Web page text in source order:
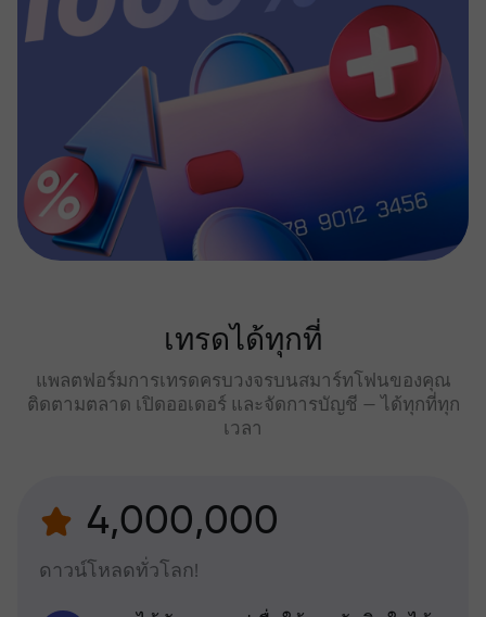
เทรดได้ทุกที่
แพลตฟอร์มการเทรดครบวงจรบนสมาร์ทโฟนของคุณ
ติดตามตลาด เปิดออเดอร์ และจัดการบัญชี — ได้ทุกที่ทุก
เวลา
4,000,000
ดาวน์โหลดทั่วโลก!